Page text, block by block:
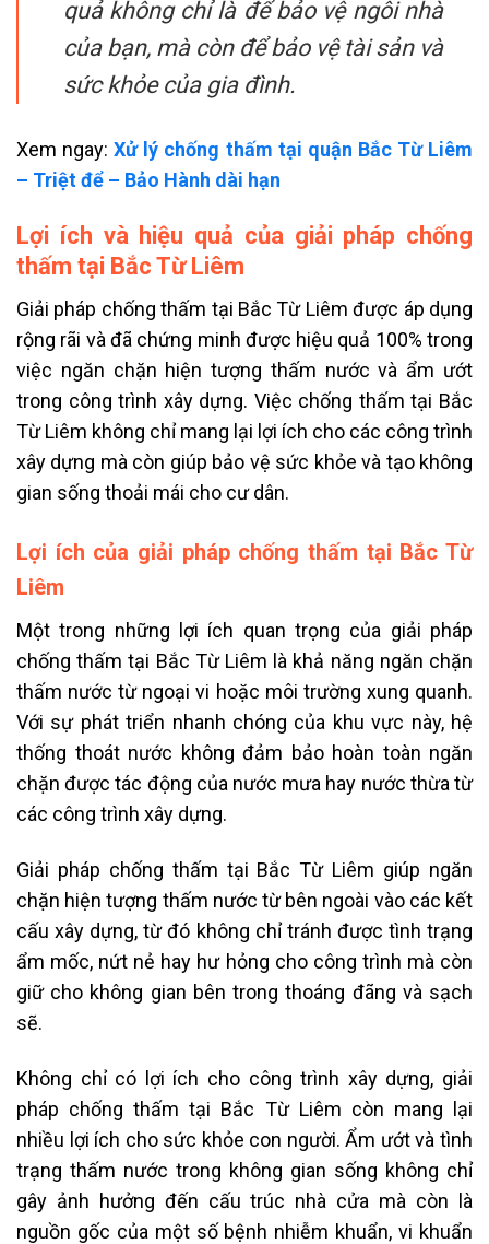
quả không chỉ là để bảo vệ ngôi nhà
của bạn, mà còn để bảo vệ tài sản và
sức khỏe của gia đình.
Xem ngay:Xử lý chống thấm tại quận Bắc Từ Liêm
– Triệt để – Bảo Hành dài hạn
Lợi ích và hiệu quả của giải pháp chống
thấm tại Bắc Từ Liêm
Giải pháp chống thấm tại Bắc Từ Liêm được áp dụng
rộng rãi và đã chứng minh được hiệu quả 100% trong
việc ngăn chặn hiện tượng thấm nước và ẩm ướt
trong công trình xây dựng. Việc chống thấm tại Bắc
Từ Liêm không chỉ mang lại lợi ích cho các công trình
xây dựng mà còn giúp bảo vệ sức khỏe và tạo không
gian sống thoải mái cho cư dân.
Lợi ích của giải pháp chống thấm tại Bắc Từ
Liêm
Một trong những lợi ích quan trọng của giải pháp
chống thấm tại Bắc Từ Liêm là khả năng ngăn chặn
thấm nước từ ngoại vi hoặc môi trường xung quanh.
Với sự phát triển nhanh chóng của khu vực này, hệ
thống thoát nước không đảm bảo hoàn toàn ngăn
chặn được tác động của nước mưa hay nước thừa từ
các công trình xây dựng.
Giải pháp chống thấm tại Bắc Từ Liêm giúp ngăn
chặn hiện tượng thấm nước từ bên ngoài vào các kết
cấu xây dựng, từ đó không chỉ tránh được tình trạng
ẩm mốc, nứt nẻ hay hư hỏng cho công trình mà còn
giữ cho không gian bên trong thoáng đãng và sạch
sẽ.
Không chỉ có lợi ích cho công trình xây dựng, giải
pháp chống thấm tại Bắc Từ Liêm còn mang lại
nhiều lợi ích cho sức khỏe con người. Ẩm ướt và tình
trạng thấm nước trong không gian sống không chỉ
gây ảnh hưởng đến cấu trúc nhà cửa mà còn là
nguồn gốc của một số bệnh nhiễm khuẩn, vi khuẩn